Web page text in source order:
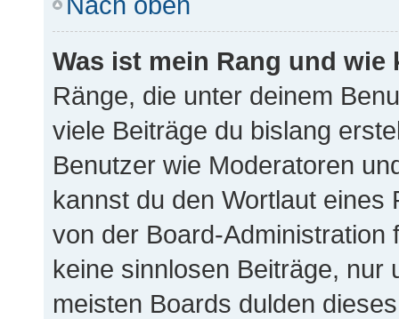
Was ist mein Rang und
Ränge, die unter deinem
viele Beiträge du bislang
Benutzer wie Moderatoren
kannst du den Wortlaut
von der Board-Administration
keine sinnlosen Beiträge,
meisten Boards dulden